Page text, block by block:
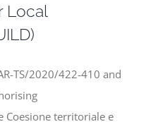
Local
TS/2020/422-410 and
Coesione territoriale e